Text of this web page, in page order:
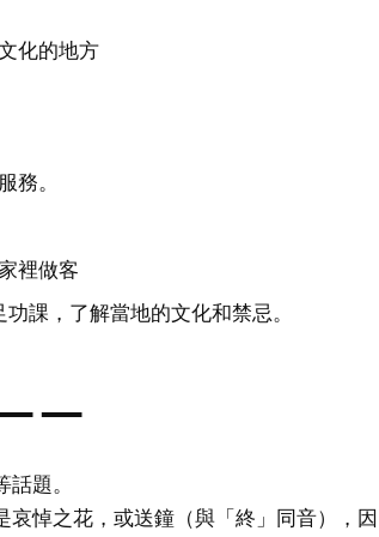
化的地方
務。
裡做客
課，了解當地的文化和禁忌。
——
題。
悼之花，或送鐘（與「終」同音），因